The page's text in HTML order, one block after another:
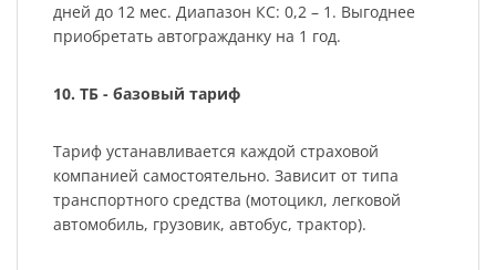
дней до 12 мес. Диапазон КС: 0,2 – 1. Выгоднее
приобретать автогражданку на 1 год.
10. ТБ - базовый тариф
Тариф устанавливается каждой страховой
компанией самостоятельно. Зависит от типа
транспортного средства (мотоцикл, легковой
автомобиль, грузовик, автобус, трактор).